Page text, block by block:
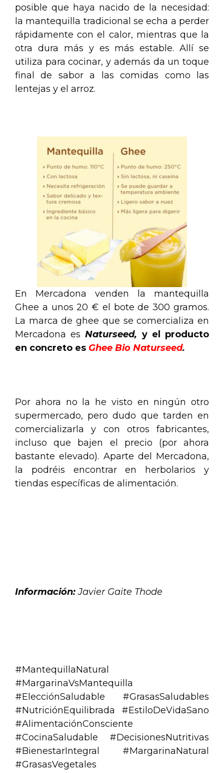
posible que haya nacido de la necesidad:
la mantequilla tradicional se echa a perder
rápidamente con el calor, mientras que la
otra dura más y es más estable. Allí se
utiliza para cocinar, y además da un toque
final de sabor a las comidas como las
lentejas y el arroz.
En Mercadona venden la mantequilla
Ghee a unos 20 € el bote de 300 gramos.
La marca de ghee que se comercializa en
Mercadona esNaturseed, y el producto
en concreto es Ghee Bio Naturseed.
Por ahora no la he visto en ningún otro
supermercado, pero dudo que tarden en
comercializarla y con otros fabricantes,
incluso que bajen el precio (por ahora
bastante elevado). Aparte del Mercadona,
la podréis encontrar en herbolarios y
tiendas específicas de alimentación.
Información:Javier Gaite Thode
#MantequillaNatural
#MargarinaVsMantequilla
#ElecciónSaludable #GrasasSaludables
#NutriciónEquilibrada #EstiloDeVidaSano
#AlimentaciónConsciente
#CocinaSaludable #DecisionesNutritivas
#BienestarIntegral #MargarinaNatural
#GrasasVegetales